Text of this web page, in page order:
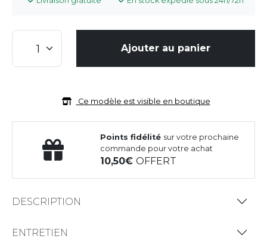
Ajouter au panier
Ce modèle est visible en boutique
Points fidélité sur votre prochaine
commande pour votre achat
10,50OFFERT
DESCRIPTION
ENTRETIEN